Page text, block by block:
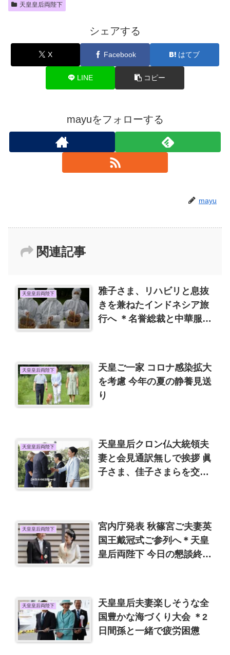
天皇皇后両陛下
シェアする
X Facebook はてブ
LINE コピー
mayuをフォローする
mayu
関連記事
天皇皇后両陛下
雅子さま、リハビリと息抜
きを兼ねたインドネシア旅
行へ ＊名誉総裁と中華服大
天皇皇后両陛下
天皇ご一家 コロナ感染拡大
を考慮 今年の夏の静養見送
り
天皇皇后両陛下
天皇皇后クロン仏大統領夫
妻と会見通訳無しで挨拶 眞
子さま、佳子さまらを交え
天皇皇后両陛下
宮内庁発表 秋篠宮ご夫妻英
国王戴冠式ご参列へ＊天皇
皇后両陛下 今日の懇談終始
天皇皇后両陛下
天皇皇后夫妻楽しそうな全
国豊かな海づくり大会 ＊2
日間孫と一緒で疲労困憊